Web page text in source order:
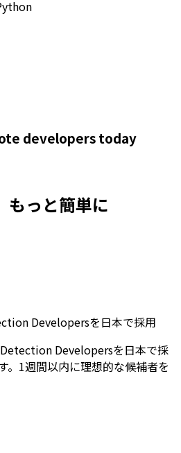
developerstoday
もっと簡単に
Developersを日本で採用
Developersを日本で採
。1週間以内に理想的な候補者を